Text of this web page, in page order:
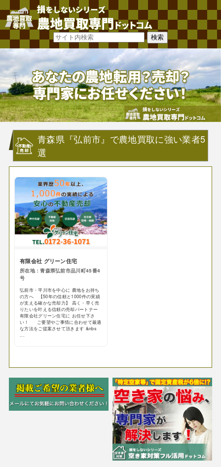
青森県『弘前市』で農地買取に強い業者5
選
有限会社 グリーン住宅
所在地：青森県弘前市品川町45番4
号
弘前市・平川市を中心に 農地をお持ち
の方へ 【50年の信頼と1000件の実績
が支える確かな売却力】 高く・早く売
りたいを叶える信頼の売却パートナー
有限会社グリーン住宅に お任せ下さ
い！ ご要望やご事情に合わせて最適
な方法をご提案させて頂きます &nbs
...